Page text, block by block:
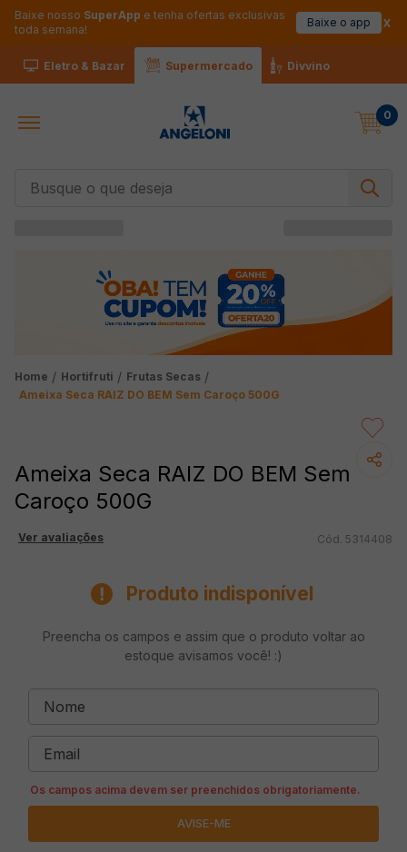
Baixe nosso SuperApp e tenha ofertas exclusivas
toda semana!
Baixe o app
Eletro & Bazar Supermercado Divvino
0
Hortifruti
Frutas Secas
Ameixa Seca RAIZ DO BEM Sem Caroço 500G
Ameixa Seca RAIZ DO BEM Sem
Caroço 500G
Ver avaliações 5314408
Produto indisponível
Preencha os campos e assim que o produto voltar ao
estoque avisamos você! :)